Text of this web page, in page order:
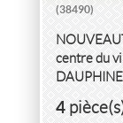
(38490)
centre du
construite
4
VENTE